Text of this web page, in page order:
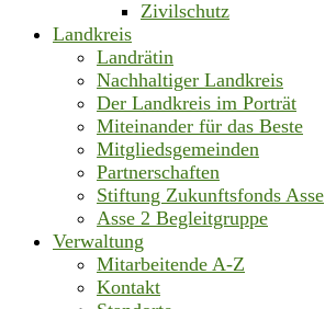
Zivilschutz
Landkreis
Landrätin
Nachhaltiger Landkreis
Der Landkreis im Porträt
Miteinander für das Beste
Mitgliedsgemeinden
Partnerschaften
Stiftung Zukunftsfonds Asse
Asse 2 Begleitgruppe
Verwaltung
Mitarbeitende A-Z
Kontakt